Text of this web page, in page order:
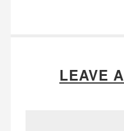
LEAVE